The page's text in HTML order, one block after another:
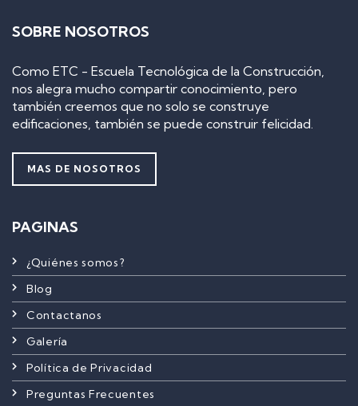
SOBRE NOSOTROS
Como ETC - Escuela Tecnológica de la Construcción,
nos alegra mucho compartir conocimiento, pero
también creemos que no solo se construye
edificaciones, también se puede construir felicidad.
MAS DE NOSOTROS
PAGINAS
¿Quiénes somos?
Blog
Contactanos
Galería
Política de Privacidad
Preguntas Frecuentes